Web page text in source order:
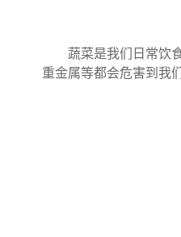
蔬菜是我们日常饮食
重金属等都会危害到我